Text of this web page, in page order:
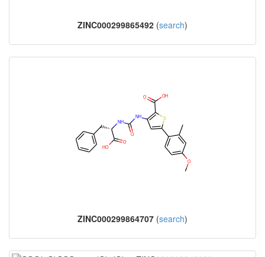
ZINC000299865492 (search)
ZINC000299864707 (search)